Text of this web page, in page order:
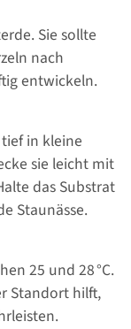
Sie sollte
nach
entwickeln.
in kleine
sie leicht mit
das Substrat
Staunässe.
25 und 28 °C.
Standort hilft,